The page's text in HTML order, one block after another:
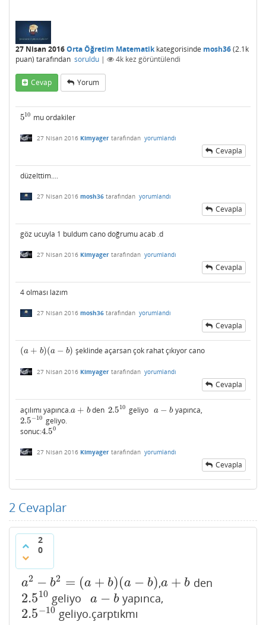
27 Nisan 2016Orta Öğretim Matematikkategorisinde mosh36(2.1k
puan) tarafından soruldu | 4k kez görüntülendi
Cevap Yorum
510
510 mu ordakiler
27 Nisan 2016 Kimyager tarafından yorumlandı
Cevapla
düzelttim....
27 Nisan 2016 mosh36 tarafından yorumlandı
Cevapla
göz ucuyla 1 buldum cano doğrumu acab .d
27 Nisan 2016 Kimyager tarafından yorumlandı
Cevapla
4 olması lazım
27 Nisan 2016 mosh36 tarafından yorumlandı
Cevapla
(a + b)(a − b)
(a+ b) a−b) şeklinde açarsan çok rahat çıkıyor cano
27 Nisan 2016 Kimyager tarafından yorumlandı
Cevapla
açılımı yapınca.a + b
a+b den2.510
2.510 geliyo a − b
a−b
yapınca,
2.5−10
2.5−10 geliyo.
sonuc:4.50
4.50
27 Nisan 2016 Kimyager tarafından yorumlandı
Cevapla
2 Cevaplar
2
0
a2 − b2 = (a + b)(a − b)
a2 −b2=( a+b )(a−b) ,a + b
a+b den
2.510
2.510 geliyo a − b
a−b yapınca,
2.5−10
2.5−10 geliyo.çarptıkmı